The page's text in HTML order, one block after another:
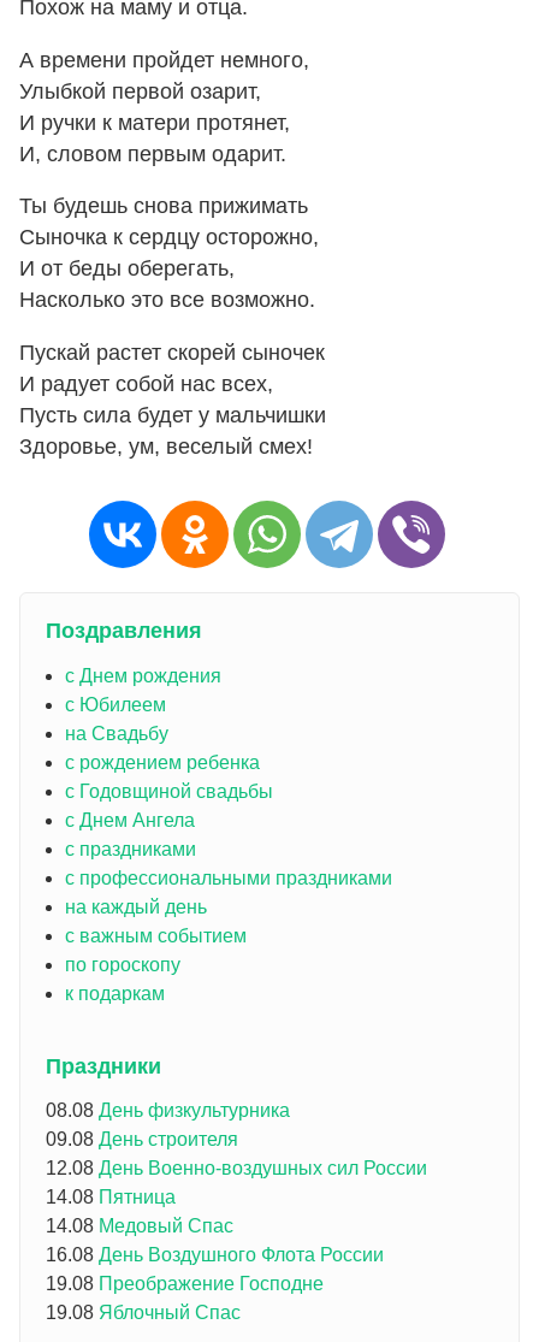
Похож на маму и отца.
А времени пройдет немного,
Улыбкой первой озарит,
И ручки к матери протянет,
И, словом первым одарит.
Ты будешь снова прижимать
Сыночка к сердцу осторожно,
И от беды оберегать,
Насколько это все возможно.
Пускай растет скорей сыночек
И радует собой нас всех,
Пусть сила будет у мальчишки
Здоровье, ум, веселый смех!
Поздравления
с Днем рождения
с Юбилеем
на Свадьбу
с рождением ребенка
с Годовщиной свадьбы
с Днем Ангела
с праздниками
с профессиональными праздниками
на каждый день
с важным событием
по гороскопу
к подаркам
Праздники
08.08 День физкультурника
09.08 День строителя
12.08 День Военно-воздушных сил России
14.08 Пятница
14.08 Медовый Спас
16.08 День Воздушного Флота России
19.08 Преображение Господне
19.08 Яблочный Спас